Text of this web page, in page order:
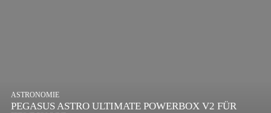
PEGASUS ASTRO ULTIMATE POWERBOX V2 FÜR
ASTRONOMIE